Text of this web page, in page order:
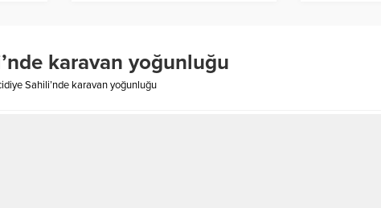
karavan yoğunluğu
Sahili’nde karavan yoğunluğu